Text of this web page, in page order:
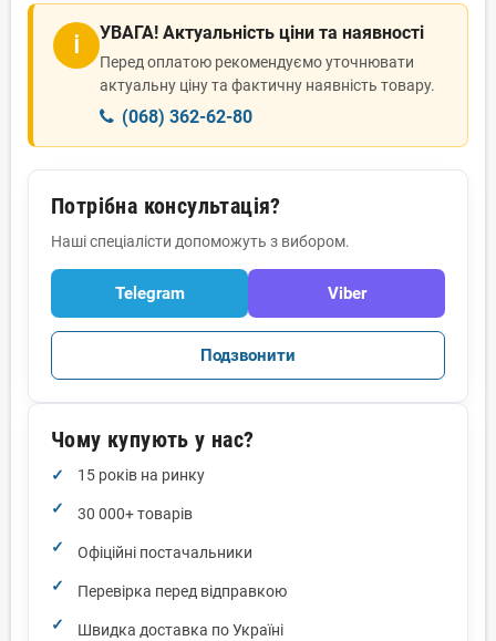
ℹ УВАГА! Актуальність ціни та наявності
Перед оплатою рекомендуємо уточнювати
актуальну ціну та фактичну наявність товару.
(068) 362-62-80
Потрібна консультація?
Наші спеціалісти допоможуть з вибором.
Telegram Viber
Подзвонити
Чому купують у нас?
15 років на ринку
30 000+ товарів
Офіційні постачальники
Перевірка перед відправкою
Швидка доставка по Україні